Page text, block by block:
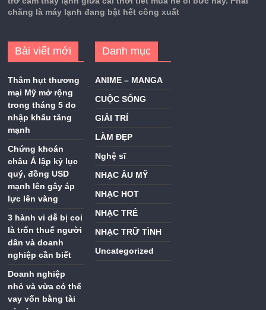
chăng là máy lạnh đang bật hết công xuất
Bài viết mới
Thâm hụt thương
mại Mỹ mở rộng
trong tháng 5 do
nhập khẩu tăng
mạnh
Chứng khoán
châu Á lập kỷ lục
quý, đồng USD
mạnh lên gây áp
lực lên vàng
3 hành vi dễ bị coi
là trốn thuế người
dân và doanh
nghiệp cần biết
Doanh nghiệp
nhỏ và vừa có thể
vay vốn bằng tài
Danh mục
ANIME – MANGA
CUỘC SỐNG
GIẢI TRÍ
LÀM ĐẸP
Nghệ sĩ
NHẠC ÂU MỸ
NHẠC HOT
NHẠC TRẺ
NHẠC TRỮ TÌNH
Uncategorized